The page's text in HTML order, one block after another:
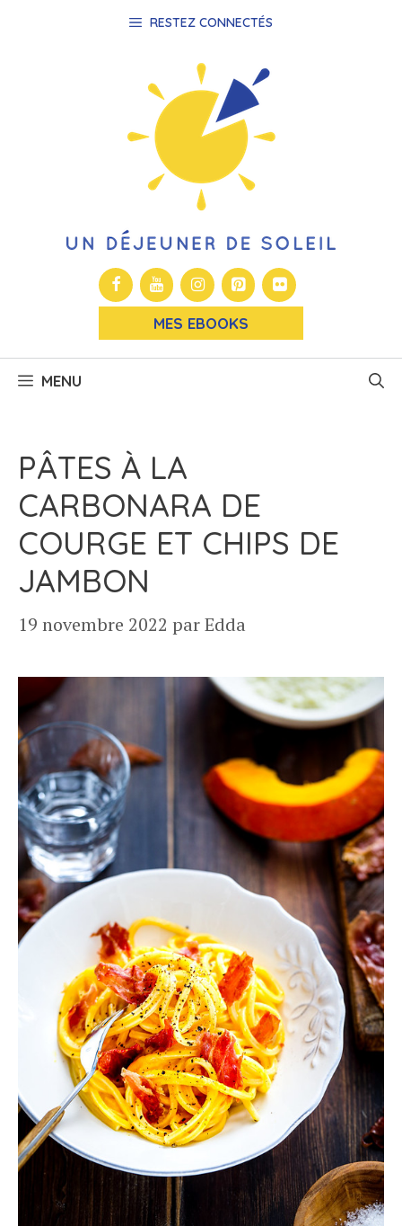
RESTEZ CONNECTÉS
MES EBOOKS
MENU
PÂTES À LA
CARBONARA DE
COURGE ET CHIPS DE
JAMBON
19 novembre 2022 parEdda